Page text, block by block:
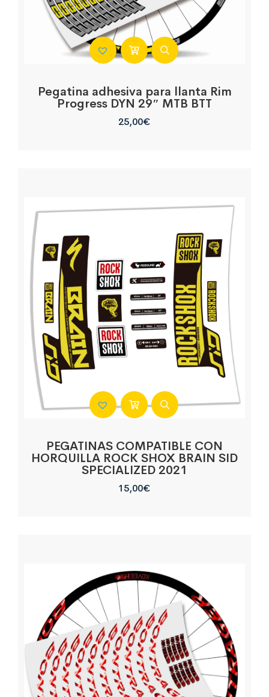
Pegatina adhesiva para llanta Rim
Progress DYN 29″ MTB BTT
25,00€
PEGATINAS COMPATIBLE CON
HORQUILLA ROCK SHOX BRAIN SID
SPECIALIZED 2021
15,00€